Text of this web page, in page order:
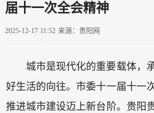
届十一次全会精神
2025-12-17 11:52 来源：贵阳网
城市是现代化的重要载体，
好生活的向往。市委十一届十一
推进城市建设迈上新台阶。贵阳